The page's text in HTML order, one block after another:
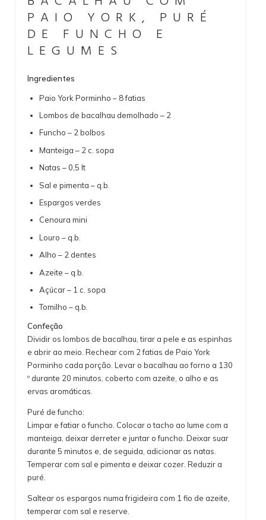
PAIO YORK, PURÉ
DE FUNCHO E
LEGUMES
Ingredientes
Paio York Porminho – 8 fatias
Lombos de bacalhau demolhado – 2
Funcho – 2 bolbos
Manteiga – 2 c. sopa
Natas – 0,5 lt
Sal e pimenta – q.b.
Espargos verdes
Cenoura mini
Louro – q.b.
Alho – 2 dentes
Azeite – q.b.
Açúcar – 1 c. sopa
Tomilho – q.b.
Confeção
Dividir os lombos de bacalhau, tirar a pele e as espinhas
e abrir ao meio. Rechear com 2 fatias de Paio York
Porminho cada porção. Levar o bacalhau ao forno a 130
º durante 20 minutos, coberto com azeite, o alho e as
ervas aromáticas.
Puré de funcho:
Limpar e fatiar o funcho. Colocar o tacho ao lume com a
manteiga, deixar derreter e juntar o funcho. Deixar suar
durante 5 minutos e, de seguida, adicionar as natas.
Temperar com sal e pimenta e deixar cozer. Reduzir a
puré.
Saltear os espargos numa frigideira com 1 fio de azeite,
temperar com sal e reserve.